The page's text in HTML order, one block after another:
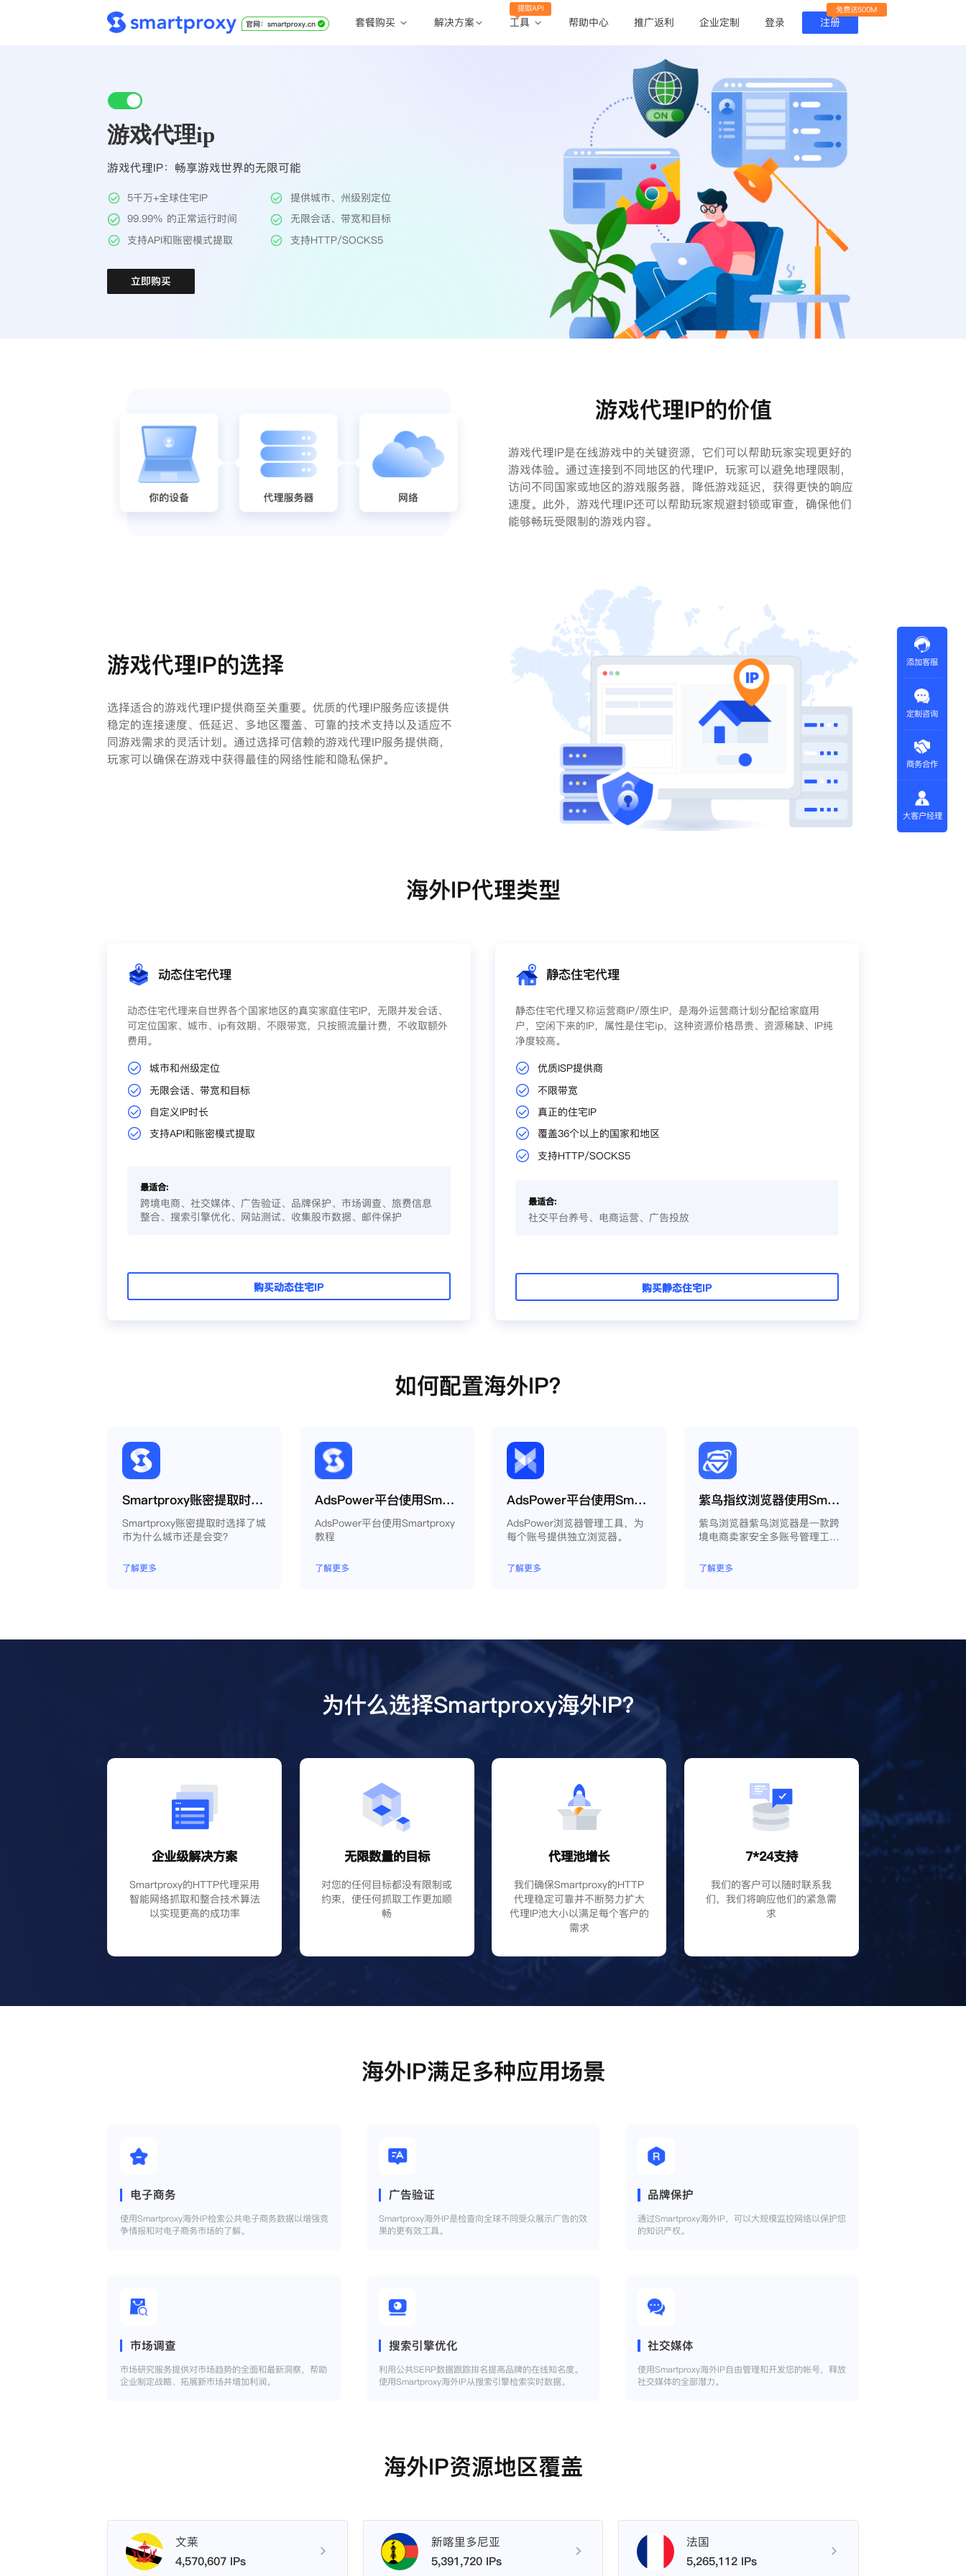
套餐购买 解决方案 工具
提取API
帮助中心 推广返利 企业定制 登录 注册
免费送500M
游戏代理ip
游戏代理IP：畅享游戏世界的无限可能
5千万+全球住宅IP
提供城市、州级别定位
99.99% 的正常运行时间
无限会话、带宽和目标
支持API和账密模式提取
支持HTTP/SOCKS5
立即购买
游戏代理IP的价值
游戏代理IP是在线游戏中的关键资源，它们可以帮助玩家实现更好的
游戏体验。通过连接到不同地区的代理IP，玩家可以避免地理限制，
访问不同国家或地区的游戏服务器，降低游戏延迟，获得更快的响应
速度。此外，游戏代理IP还可以帮助玩家规避封锁或审查，确保他们
能够畅玩受限制的游戏内容。
游戏代理IP的选择
选择适合的游戏代理IP提供商至关重要。优质的代理IP服务应该提供
稳定的连接速度、低延迟、多地区覆盖、可靠的技术支持以及适应不
同游戏需求的灵活计划。通过选择可信赖的游戏代理IP服务提供商，
玩家可以确保在游戏中获得最佳的网络性能和隐私保护。
海外IP代理类型
动态住宅代理
动态住宅代理来自世界各个国家地区的真实家庭住宅IP，无限并发会话、
可定位国家、城市、ip有效期、不限带宽，只按照流量计费，不收取额外
费用。
城市和州级定位
无限会话、带宽和目标
自定义IP时长
支持API和账密模式提取
最适合:
跨境电商、社交媒体、广告验证、品牌保护、市场调查、旅费信息
整合、搜索引擎优化、网站测试、收集股市数据、邮件保护
购买动态住宅IP
静态住宅代理
静态住宅代理又称运营商IP/原生IP，是海外运营商计划分配给家庭用
户，空闲下来的IP，属性是住宅ip，这种资源价格昂贵、资源稀缺、IP纯
净度较高。
优质ISP提供商
不限带宽
真正的住宅IP
覆盖36个以上的国家和地区
支持HTTP/SOCKS5
最适合:
社交平台养号、电商运营、广告投放
购买静态住宅IP
如何配置海外IP？
Smartproxy账密提取时选择了城市为什么城市还是会变？
Smartproxy账密提取时选择了城
市为什么城市还是会变？
了解更多
AdsPower平台使用Smartproxy教程
AdsPower平台使用Smartproxy
教程
了解更多
AdsPower平台使用Smartproxy教程
AdsPower浏览器管理工具，为
每个账号提供独立浏览器。
了解更多
紫鸟指纹浏览器使用Smartproxy教程
紫鸟浏览器紫鸟浏览器是一款跨
境电商卖家安全多账号管理工
了解更多
为什么选择Smartproxy海外IP？
企业级解决方案
Smartproxy的HTTP代理采用
智能网络抓取和整合技术算法
以实现更高的成功率
无限数量的目标
对您的任何目标都没有限制或
约束，使任何抓取工作更加顺
畅
代理池增长
我们确保Smartproxy的HTTP
代理稳定可靠并不断努力扩大
代理IP池大小以满足每个客户的
需求
7*24支持
我们的客户可以随时联系我
们，我们将响应他们的紧急需
求
海外IP满足多种应用场景
电子商务
使用Smartproxy海外IP检索公共电子商务数据以增强竞
争情报和对电子商务市场的了解。
广告验证
Smartproxy海外IP是检查向全球不同受众展示广告的效
果的更有效工具。
品牌保护
通过Smartproxy海外IP，可以大规模监控网络以保护您
的知识产权。
市场调查
市场研究服务提供对市场趋势的全面和最新洞察，帮助
企业制定战略、拓展新市场并增加利润。
搜索引擎优化
利用公共SERP数据跟踪排名提高品牌的在线知名度。
使用Smartproxy海外IP从搜索引擎检索实时数据。
社交媒体
使用Smartproxy海外IP自由管理和开发您的帐号，释放
社交媒体的全部潜力。
海外IP资源地区覆盖
文莱
4,570,607 IPs
新喀里多尼亚
5,391,720 IPs
法国
5,265,112 IPs
添加客服
定制咨询
商务合作
大客户经理